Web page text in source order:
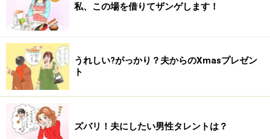
『手作りピザ』ピザ生地は意外に簡単に作れるけ
ど、華やかに見えるし、上にのせるトッピングを変
えるといろんな種類ができて盛り上がります。これ
にミネストローネとスパニッシュオムレツ、サラダ
等で彩り良く出すと色鮮やかで喜ばれます。（30
私、この場を借りてザンゲします！
うれしい?がっかり？夫からのXmasプレゼン
ト
ズバリ！夫にしたい男性タレントは？